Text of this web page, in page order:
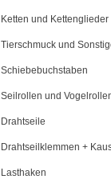
Ketten und Kettenglieder
Tierschmuck und
Schiebebuchstaben
Seilrollen und
Drahtseile
Drahtseilklemmen +
Lasthaken